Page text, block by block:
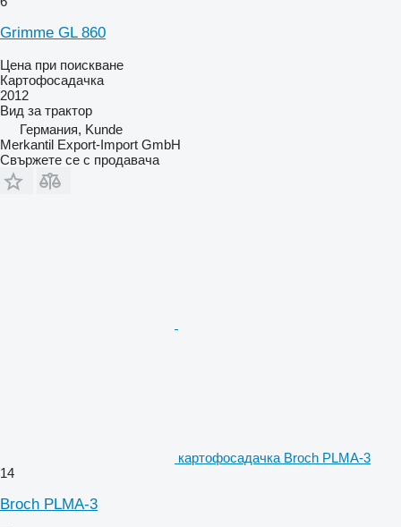
Grimme GL 860
Цена при поискване
Картофосадачка
2012
Вид за трактор
Германия, Kunde
Merkantil Export-Import GmbH
Свържете се с продавача
картофосадачка Broch PLMA-3
14
Broch PLMA-3